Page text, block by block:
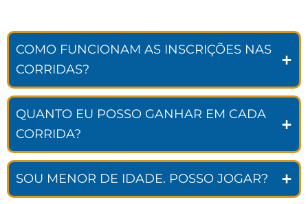
COMO FUNCIONAM AS INSCRIÇÕES NAS
CORRIDAS?
QUANTO EU POSSO GANHAR EM CADA
CORRIDA?
SOU MENOR DE IDADE. POSSO JOGAR?